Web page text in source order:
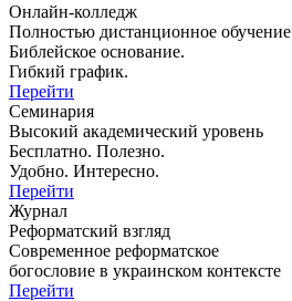
Онлайн-колледж
Полностью дистанционное обучение
Библейское основание.
Гибкий график.
Перейти
Семинария
Высокий академический уровень
Бесплатно. Полезно.
Удобно. Интересно.
Перейти
Журнал
Реформатский взгляд
Современное реформатское
богословие в украинском контексте
Перейти